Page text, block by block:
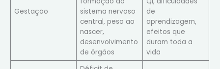
Gestação
sistema nervoso
central, peso ao
nascer,
desenvolvimento
de órgãos
de
aprendizagem,
efeitos que
duram toda a
vida